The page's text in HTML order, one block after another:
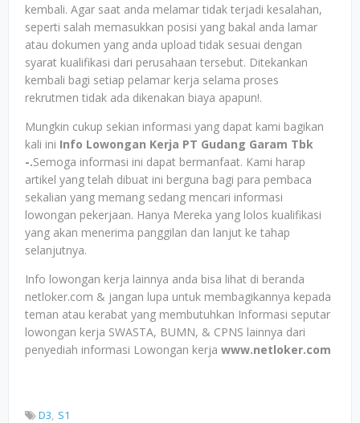
kembali. Agar saat anda melamar tidak terjadi kesalahan,
seperti salah memasukkan posisi yang bakal anda lamar
atau dokumen yang anda upload tidak sesuai dengan
syarat kualifikasi dari perusahaan tersebut. Ditekankan
kembali bagi setiap pelamar kerja selama proses
rekrutmen tidak ada dikenakan biaya apapun!.
Mungkin cukup sekian informasi yang dapat kami bagikan
kali ini Info Lowongan Kerja PT Gudang Garam Tbk
-.Semoga informasi ini dapat bermanfaat. Kami harap
artikel yang telah dibuat ini berguna bagi para pembaca
sekalian yang memang sedang mencari informasi
lowongan pekerjaan. Hanya Mereka yang lolos kualifikasi
yang akan menerima panggilan dan lanjut ke tahap
selanjutnya.
Info lowongan kerja lainnya anda bisa lihat di beranda
netloker.com & jangan lupa untuk membagikannya kepada
teman atau kerabat yang membutuhkan Informasi seputar
lowongan kerja SWASTA, BUMN, & CPNS lainnya dari
penyediah informasi Lowongan kerja www.netloker.com
D3 S1